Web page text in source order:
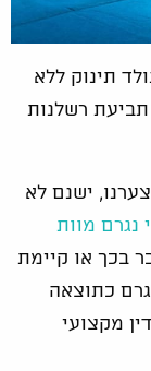
תינוק ללא
רשלנות
ישנם לא
נגרם מוות
בכך או קיימת
כתוצאה
מקצועי